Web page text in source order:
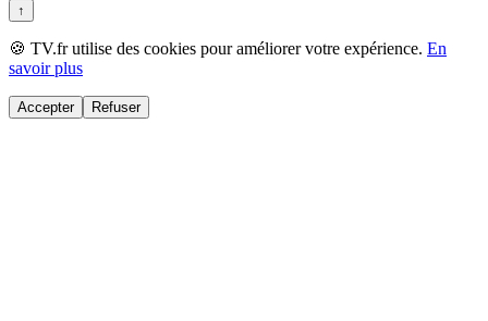
↑
🍪 TV.fr utilise des cookies pour améliorer votre expérience. En
savoir plus
Accepter Refuser